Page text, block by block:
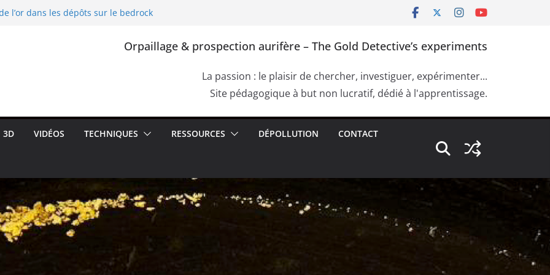
l’or dans les dépôts sur le bedrock
de Cassius. Comment confirmer la
du bedrock dans les dépôts
Orpaillage & prospection aurifère – The Gold Detective’s experiments
La passion : le plaisir de chercher, investiguer, expérimenter...
Site pédagogique à but non lucratif, dédié à l'apprentissage.
3D VIDÉOS TECHNIQUES RESSOURCES DÉPOLLUTION CONTACT